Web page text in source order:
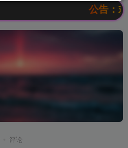
公告：欢
评论